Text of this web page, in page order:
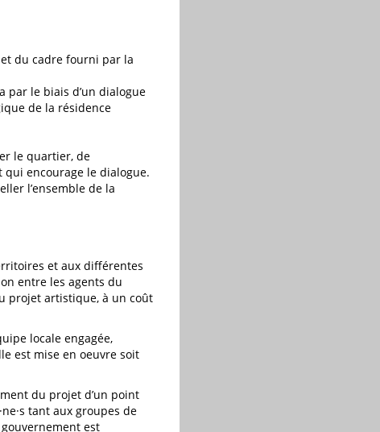
et du cadre fourni par la
par le biais d’un dialogue
de la résidence
le quartier, de
qui encourage le dialogue.
l’ensemble de la
et aux différentes
entre les agents du
projet artistique, à un coût
locale engagée,
est mise en oeuvre soit
du projet d’un point
tant aux groupes de
est